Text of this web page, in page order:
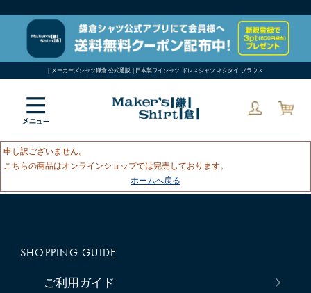
| メーカーズシャツ鎌倉 公式通販 | 日本製ワイシャツ ドレスシャツ ネクタイ ブラウス
申し訳ございません。
こちらの商品はオンラインショップでは完売しております。
ホームへ戻る
SHOPPING GUIDE
ご利用ガイド